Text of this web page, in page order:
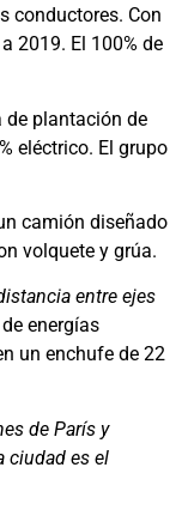
conductores. Con
2019. El 100% de
de plantación de
eléctrico. El grupo
camión diseñado
volquete y grúa.
entre ejes
energías
un enchufe de 22
de París y
ciudad es el